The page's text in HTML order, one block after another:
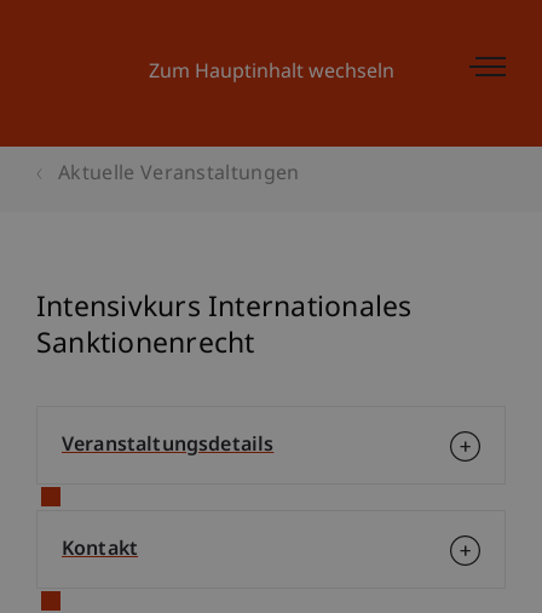
Zum Hauptinhalt wechseln
Aktuelle Veranstaltungen
Intensivkurs Internationales
Sanktionenrecht
Veranstaltungsdetails
Kontakt